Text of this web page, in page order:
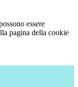
essere
pagina della cookie